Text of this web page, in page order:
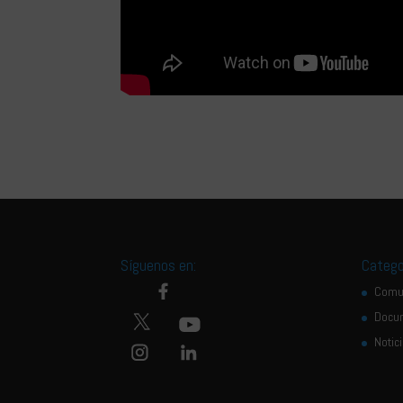
Síguenos en: